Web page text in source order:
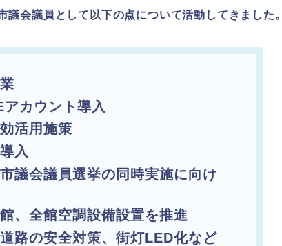
議会議員として以下の点について活動してきました。
カウント導入
活用施策
入
議会議員選挙の同時実施に向け
、全館空調設備設置を推進
路の安全対策、街灯LED化など